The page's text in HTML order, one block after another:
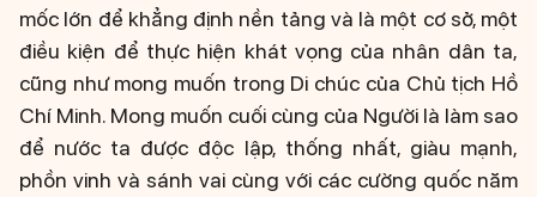
mốc lớn để khẳng định nền tảng và là một cơ sở, một
điều kiện để thực hiện khát vọng của nhân dân ta,
cũng như mong muốn trong Di chúc của Chủ tịch Hồ
Chí Minh. Mong muốn cuối cùng của Người là làm sao
để nước ta được độc lập, thống nhất, giàu mạnh,
phồn vinh và sánh vai cùng với các cường quốc năm